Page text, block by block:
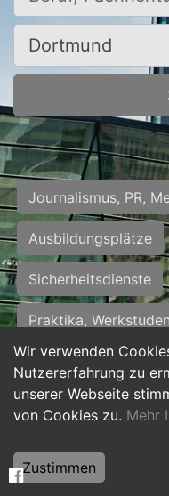
Wir verwenden
Nutzererfahrung zu
unserer Webseite
von Cookies zu. Mehr
Zustimmen
Ort, Stadt
Journalismus, PR,
Ausbildungsplätze
Sicherheitsdienste
Praktika,
Personalwesen
Hilfskräfte, Aushilfs-
Weiterbildung,